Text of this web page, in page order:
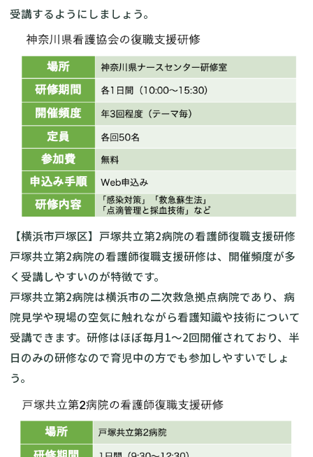
受講するようにしましょう。
【横浜市戸塚区】戸塚共立第2病院の看護師復職支援研修
戸塚共立第2病院の看護師復職支援研修は、開催頻度が多
く受講しやすいのが特徴です。
戸塚共立第2病院は横浜市の二次救急拠点病院であり、病
院見学や現場の空気に触れながら看護知識や技術について
受講できます。研修はほぼ毎月1〜2回開催されており、半
日のみの研修なので育児中の方でも参加しやすいでしょ
う。